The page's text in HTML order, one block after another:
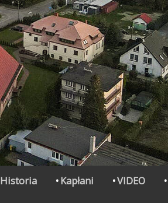
Historia Kapłani VIDEO